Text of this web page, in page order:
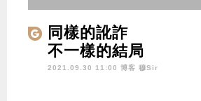
同樣的訛詐
不一樣的結局
2021.09.30 11:00 博客 穆Sir